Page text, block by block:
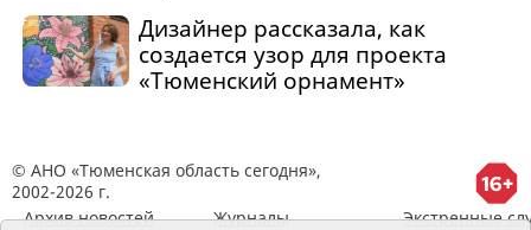
Дизайнер рассказала, как
создается узор для проекта
«Тюменский орнамент»
© АНО «Тюменская область сегодня»,
2002-2026 г.
Архив новостей
Журналы
Экстренные